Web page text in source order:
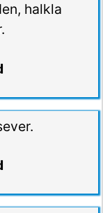
halkla